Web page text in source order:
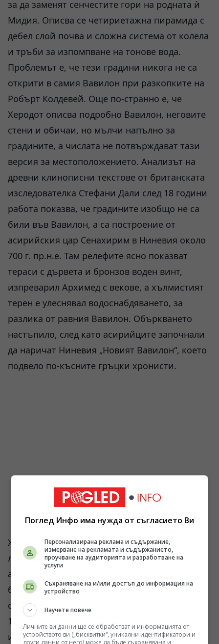
за да заменят сенчестите гори на родната ѝ
Мидия. Описва се четириетажна пирамида с
дебел слой почва и сложна система от колела
и тръби за изпомпване на тонове вода.
Проблемът е, че тези градини никога не са
открити в самия Вавилон при разкопките на
Робърт Колдевей. Още по-странно е, че
Херодот описва подробно Вавилон, неговите
стени и обичаи, но мълчи напълно за
градините, а числата не потвърждават тази
версия за местоположението. Анализът на
древни клинописни текстове от британската
изследователка Стефани Дали след 18 години
работа показва, че градините изобщо не са
били във Вавилон, а са построение от
асирийския цар Сенахирим в Ниневия около
700 г. пр.н.е. Там релефите ясно показват
тераси с дървета и бронзов воден винт,
изпреварил Архимед с векове, а хълмистият
терен е улеснявал водоснабдяването, за
разлика от равния Вавилон. Объркването
настъпило, след като асирийците започнали
да наричат Ниневия „Новият Вавилон“, което
подвело по-късните гръцки хронисти.
Храмът на Артемида в Ефес, финансиран от
лидийския цар Крез, загина не от природата,
а от чиста човешка суета. Построен върху
блато с инженерната цел меката почва да
омекотява сеизмичните трусове, той е имал
127 мраморни колони, поддържащи покрива,
и е функционирал едновременно като
Поглед Инфо има нужда от съгласието Ви
Персонализирана реклама и съдържание,
измерване на рекламата и съдържанието,
проучване на аудиторията и разработване на
услуги
Съхраняване на и/или достъп до информация на
устройство
Научете повече
Личните ви данни ще се обработват и информацията от
устройството ви („бисквитки“, уникални идентификатори и
други данни от него) може да бъде съхранявана и